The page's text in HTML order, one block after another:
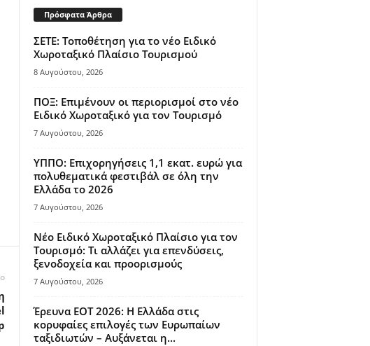
Πρόσφατα Άρθρα
ΣΕΤΕ: Τοποθέτηση για το νέο Ειδικό
Χωροταξικό Πλαίσιο Τουρισμού
8 Αυγούστου, 2026
ΠΟΞ: Επιμένουν οι περιορισμοί στο νέο
Ειδικό Χωροταξικό για τον Τουρισμό
7 Αυγούστου, 2026
ΥΠΠΟ: Επιχορηγήσεις 1,1 εκατ. ευρώ για
πολυθεματικά φεστιβάλ σε όλη την
Ελλάδα το 2026
7 Αυγούστου, 2026
Νέο Ειδικό Χωροταξικό Πλαίσιο για τον
Τουρισμό: Τι αλλάζει για επενδύσεις,
ξενοδοχεία και προορισμούς
7 Αυγούστου, 2026
Έρευνα ΕΟΤ 2026: Η Ελλάδα στις
κορυφαίες επιλογές των Ευρωπαίων
ταξιδιωτών – Αυξάνεται η...